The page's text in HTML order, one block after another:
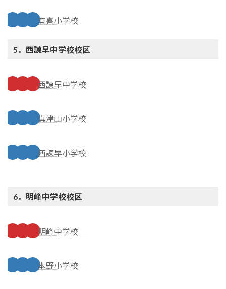
有喜小学校
5．西諌早中学校校区
西諌早中学校
真津山小学校
西諫早小学校
6．明峰中学校校区
明峰中学校
本野小学校